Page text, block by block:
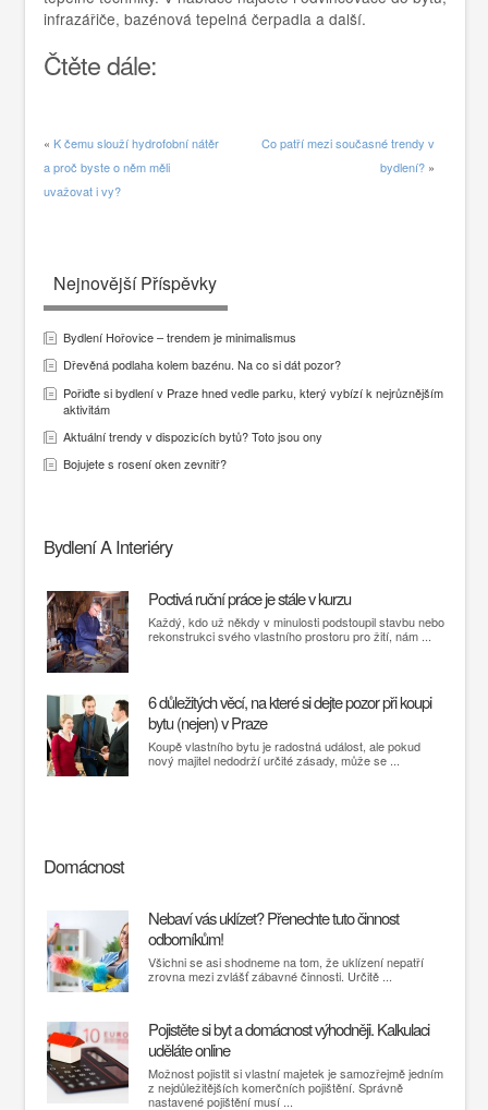
infrazářiče, bazénová tepelná čerpadla a další.
Čtěte dále:
« K čemu slouží hydrofobní nátěr
a proč byste o něm měli
uvažovat i vy?
Co patří mezi současné trendy v
bydlení? »
Nejnovější Příspěvky
Bydlení Hořovice – trendem je minimalismus
Dřevěná podlaha kolem bazénu. Na co si dát pozor?
Pořiďte si bydlení v Praze hned vedle parku, který vybízí k nejrůznějším
aktivitám
Aktuální trendy v dispozicích bytů? Toto jsou ony
Bojujete s rosení oken zevnitř?
Bydlení A Interiéry
Poctivá ruční práce je stále v kurzu
Každý, kdo už někdy v minulosti podstoupil stavbu nebo
rekonstrukci svého vlastního prostoru pro žití, nám ...
6 důležitých věcí, na které si dejte pozor při koupi
bytu (nejen) v Praze
Koupě vlastního bytu je radostná událost, ale pokud
nový majitel nedodrží určité zásady, může se ...
Domácnost
Nebaví vás uklízet? Přenechte tuto činnost
odborníkům!
Všichni se asi shodneme na tom, že uklízení nepatří
zrovna mezi zvlášť zábavné činnosti. Určitě ...
Pojistěte si byt a domácnost výhodněji. Kalkulaci
uděláte online
Možnost pojistit si vlastní majetek je samozřejmě jedním
z nejdůležitějších komerčních pojištění. Správně
nastavené pojištění musí ...